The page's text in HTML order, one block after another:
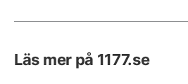
Läs mer på 1177.se